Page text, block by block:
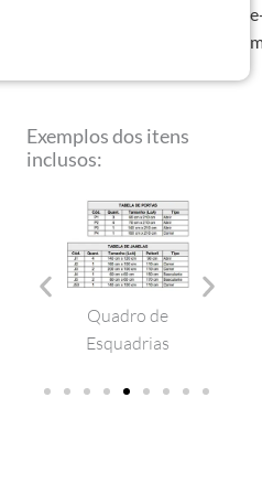
Exemplos dos itens
inclusos:
Pontos Elétricos